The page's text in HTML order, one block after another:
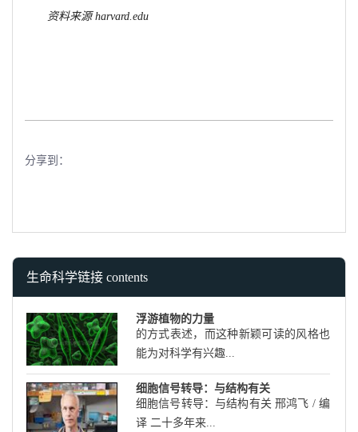
资料来源harvard.edu
分享到：
生命科学链接 contents
浮游植物的力量
的方式表述，而这种新颖可读的风格也
能为对科学有兴趣...
细胞信号转导：与结构有关
细胞信号转导：与结构有关 邢鸿飞 / 编
译 二十多年来...